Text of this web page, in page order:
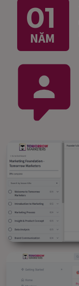
01
NĂM